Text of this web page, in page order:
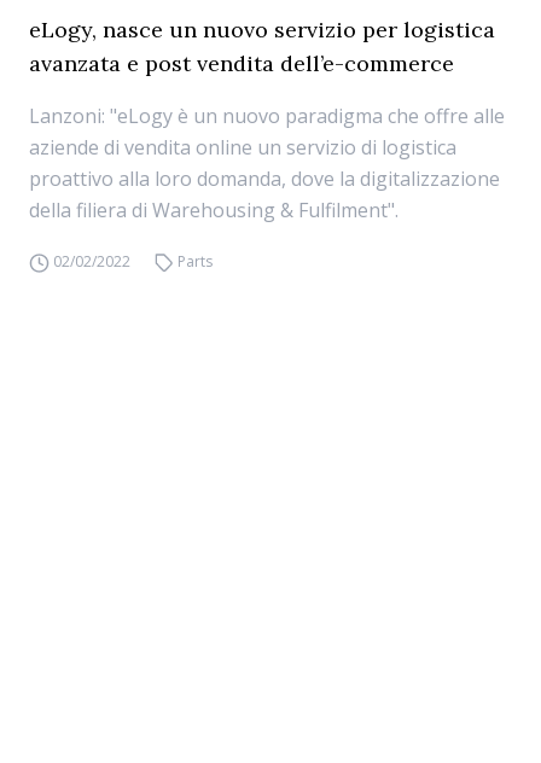
eLogy, nasce un nuovo servizio per logistica
avanzata e post vendita dell’e-commerce
Lanzoni: "eLogy è un nuovo paradigma che offre alle
aziende di vendita online un servizio di logistica
proattivo alla loro domanda, dove la digitalizzazione
della filiera di Warehousing & Fulfilment".
02/02/2022 Parts